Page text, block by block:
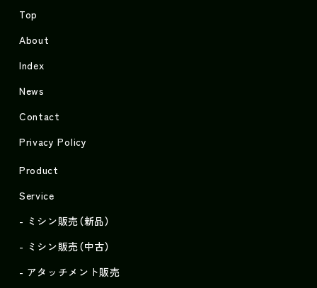
Top
About
Index
News
Contact
Privacy Policy
Product
Service
ミシン販売（新品）
ミシン販売（中古）
アタッチメント販売